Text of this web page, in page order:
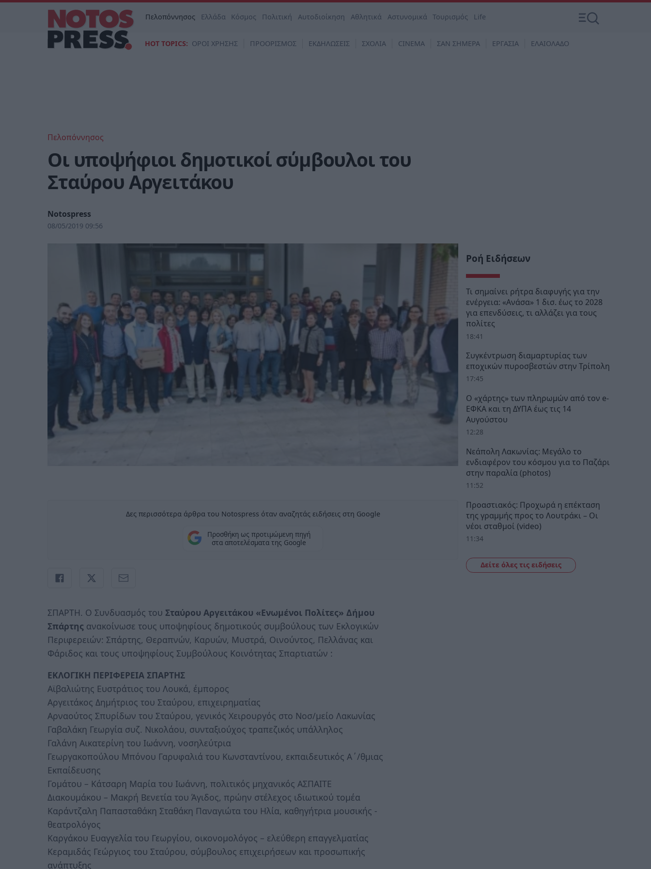
Πελοπόννησος Ελλάδα Κόσμος Πολιτική Αυτοδιοίκηση Αθλητικά Αστυνομικά Τουρισμός Life
HOT TOPICS: ΟΡΟΙ ΧΡΗΣΗΣ ΠΡΟΟΡΙΣΜΟΣ ΕΚΔΗΛΩΣΕΙΣ ΣΧΟΛΙΑ CINEMA ΣΑΝ ΣΗΜΕΡΑ ΕΡΓΑΣΙΑ ΕΛΑΙΟΛΑΔΟ
Πελοπόννησος
Οι υποψήφιοι δημοτικοί σύμβουλοι του
Σταύρου Αργειτάκου
Notospress
08/05/2019 09:56
Δες περισσότερα άρθρα του Notospress όταν αναζητάς ειδήσεις στη Google
Προσθήκη ως προτιμώμενη πηγή
στα αποτελέσματα της Google
ΣΠΑΡΤΗ. O Συνδυασμός του Σταύρου Αργειτάκου «Ενωμένοι Πολίτες» Δήμου
Σπάρτης ανακοίνωσε τους υποψηφίους δημοτικούς συμβούλους των Εκλογικών
Περιφερειών: Σπάρτης, Θεραπνών, Καρυών, Μυστρά, Οινούντος, Πελλάνας και
Φάριδος και τους υποψηφίους Συμβούλους Κοινότητας Σπαρτιατών :
ΕΚΛΟΓΙΚΗ ΠΕΡΙΦΕΡΕΙΑ ΣΠΑΡΤΗΣ
Αϊβαλιώτης Ευστράτιος του Λουκά, έμπορος
Αργειτάκος Δημήτριος του Σταύρου, επιχειρηματίας
Αρναούτος Σπυρίδων του Σταύρου, γενικός Χειρουργός στο Νοσ/μείο Λακωνίας
Γαβαλάκη Γεωργία συζ. Νικολάου, συνταξιούχος τραπεζικός υπάλληλος
Γαλάνη Αικατερίνη του Ιωάννη, νοσηλεύτρια
Γεωργακοπούλου Μπόνου Γαρυφαλιά του Κωνσταντίνου, εκπαιδευτικός Α΄/θμιας
Εκπαίδευσης
Γομάτου – Κάτσαρη Μαρία του Ιωάννη, πολιτικός μηχανικός ΑΣΠΑΙΤΕ
Διακουμάκου – Μακρή Βενετία του Άγιδος, πρώην στέλεχος ιδιωτικού τομέα
Καράντζαλη Παπασταθάκη Σταθάκη Παναγιώτα του Ηλία, καθηγήτρια μουσικής -
θεατρολόγος
Καργάκου Ευαγγελία του Γεωργίου, οικονομολόγος – ελεύθερη επαγγελματίας
Κεραμιδάς Γεώργιος του Σταύρου, σύμβουλος επιχειρήσεων και προσωπικής
ανάπτυξης
Ροή Ειδήσεων
Τι σημαίνει ρήτρα διαφυγής για την
ενέργεια: «Ανάσα» 1 δισ. έως το 2028
για επενδύσεις, τι αλλάζει για τους
πολίτες
18:41
Συγκέντρωση διαμαρτυρίας των
εποχικών πυροσβεστών στην Τρίπολη
17:45
Ο «χάρτης» των πληρωμών από τον e-
ΕΦΚΑ και τη ΔΥΠΑ έως τις 14
Αυγούστου
12:28
Νεάπολη Λακωνίας: Μεγάλο το
ενδιαφέρον του κόσμου για το Παζάρι
στην παραλία (photos)
11:52
Προαστιακός: Προχωρά η επέκταση
της γραμμής προς το Λουτράκι – Οι
νέοι σταθμοί (video)
11:34
Δείτε όλες τις ειδήσεις